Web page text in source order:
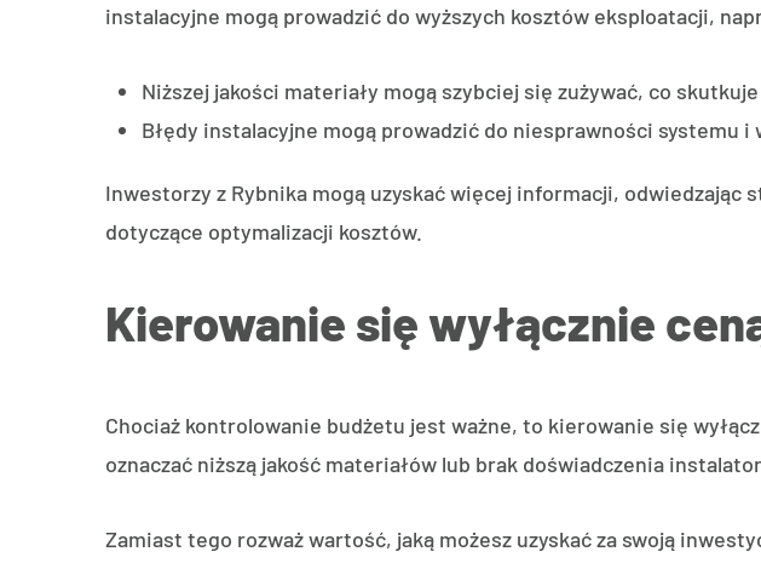
instalacyjne mogą prowadzić do wyższych kosztów eksploatacji,
Niższej jakości materiały mogą szybciej się zużywać, co
Błędy instalacyjne mogą prowadzić do niesprawności systemu i
Inwestorzy z Rybnika mogą uzyskać więcej informacji, odwiedzając
dotyczące optymalizacji kosztów.
Kierowanie się wyłącznie
Chociaż kontrolowanie budżetu jest ważne, to kierowanie się
oznaczać niższą jakość materiałów lub brak doświadczenia
Zamiast tego rozważ wartość, jaką możesz uzyskać za swoją